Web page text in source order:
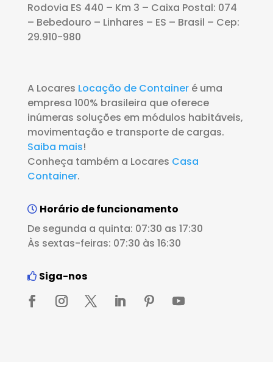
Rodovia ES 440 – Km 3 – Caixa Postal: 074
– Bebedouro – Linhares – ES – Brasil – Cep:
29.910-980
A Locares Locação de Containeré uma
empresa 100% brasileira que oferece
inúmeras soluções em módulos habitáveis,
movimentação e transporte de cargas.
Saiba mais!
Conheça também a Locares Casa
Container.
Horário de funcionamento
De segunda a quinta: 07:30 as 17:30
Às sextas-feiras: 07:30 às 16:30
Siga-nos